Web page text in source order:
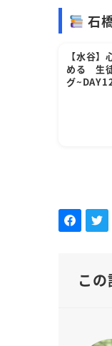
石
【水谷】
める 生
グ
こ